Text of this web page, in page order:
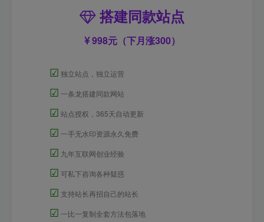
搭建同款站点
998元（下月涨300）
☑ 独立站点，独立运营
☑ 一条龙搭建同款网站
☑ 站点授权，365天自动更新
☑ 一手无水印资源永久免费
☑ 九年互联网创业经验
☑ 可私下咨询各种疑惑
☑ 支持站长再招自己的站长
☑ 一比一复制全套方法包落地